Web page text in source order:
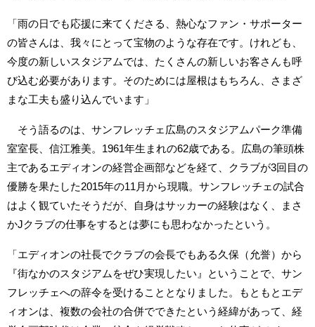
「雨の日でも応援に来てくださる、熱心なファン・サポーター
の皆さんは、我々にとって宝物のような存在です。けれども、
今度の新しいスタジアムでは、たくさんの新しいお客さんも呼
び込む必要があります。そのためには屋根はもちろん、さまざ
まな工夫も盛り込んでいます」
そう語るのは、サンフレッチェ広島のスタジアムパーク準備
室室長、信江雅美。1961年生まれの62歳である。広島の筆頭株
主であるエディオンの経営企画部などを経て、クラブが3回目の
優勝を果たした2015年の11月から現職。サンフレッチェの試合
はよく観ていたそうだが、自身はサッカーの経験はなく、まさ
かJクラブの仕事をするとは夢にも思わなかったという。
「エディオンの社長でクラブの会長でもある久保（允誉）から
『街なかのスタジアムをぜひ実現したい』ということで、サン
フレッチェへの辞令を受けることとなりました。もともとエデ
ィオンは、複数の会社の合併でできたという経緯があって、経